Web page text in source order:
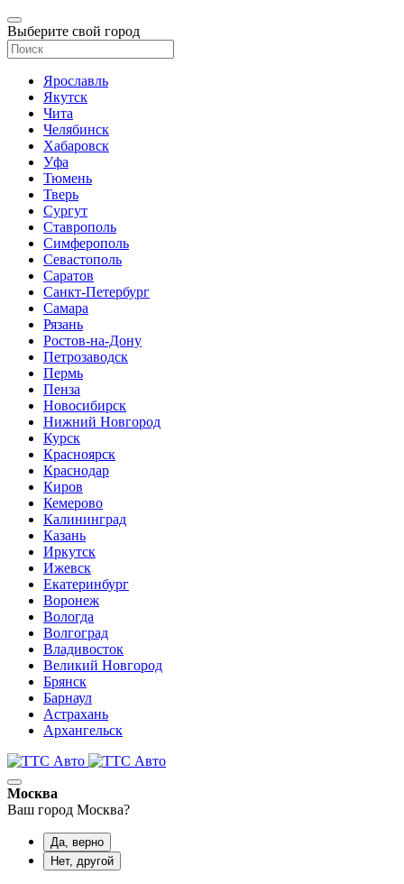
Выберите свой город
Ярославль
Якутск
Чита
Челябинск
Хабаровск
Уфа
Тюмень
Тверь
Сургут
Ставрополь
Симферополь
Севастополь
Саратов
Санкт-Петербург
Самара
Рязань
Ростов-на-Дону
Петрозаводск
Пермь
Пенза
Новосибирск
Нижний Новгород
Курск
Красноярск
Краснодар
Киров
Кемерово
Калининград
Казань
Иркутск
Ижевск
Екатеринбург
Воронеж
Вологда
Волгоград
Владивосток
Великий Новгород
Брянск
Барнаул
Астрахань
Архангельск
Москва
Ваш город Москва?
Да, верно
Нет, другой